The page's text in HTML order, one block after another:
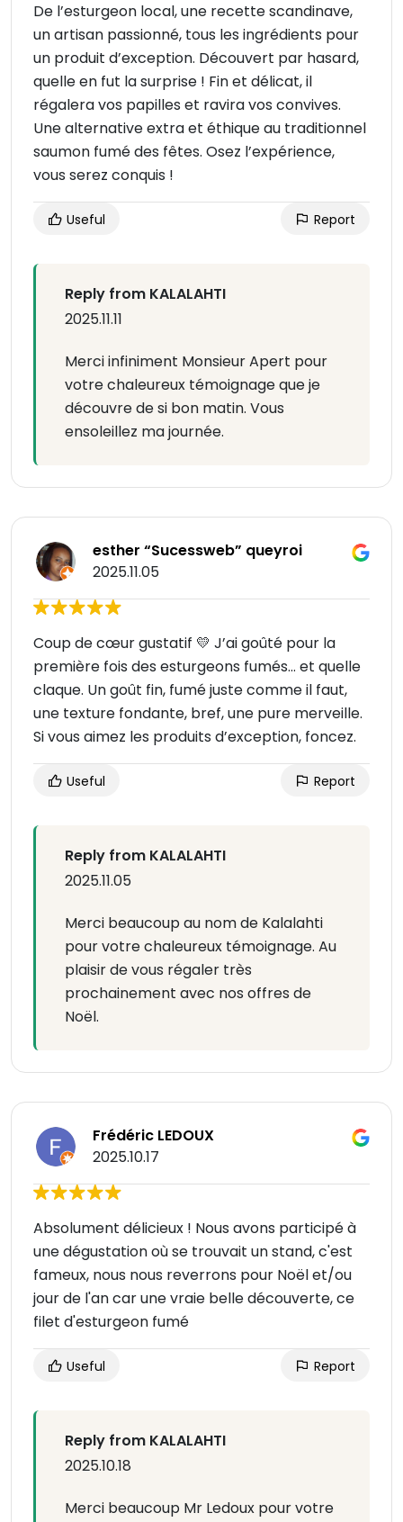
De l’esturgeon local, une recette scandinave,
un artisan passionné, tous les ingrédients pour
un produit d’exception. Découvert par hasard,
quelle en fut la surprise ! Fin et délicat, il
régalera vos papilles et ravira vos convives.
Une alternative extra et éthique au traditionnel
saumon fumé des fêtes. Osez l’expérience,
vous serez conquis !
Useful Report
Reply from KALALAHTI
2025.11.11
Merci infiniment Monsieur Apert pour
votre chaleureux témoignage que je
découvre de si bon matin. Vous
ensoleillez ma journée.
esther “Sucessweb” queyroi
2025.11.05
Coup de cœur gustatif 💛 J’ai goûté pour la
première fois des esturgeons fumés… et quelle
claque. Un goût fin, fumé juste comme il faut,
une texture fondante, bref, une pure merveille.
Si vous aimez les produits d’exception, foncez.
Useful Report
Reply from KALALAHTI
2025.11.05
Merci beaucoup au nom de Kalalahti
pour votre chaleureux témoignage. Au
plaisir de vous régaler très
prochainement avec nos offres de
Noël.
Frédéric LEDOUX
2025.10.17
Absolument délicieux ! Nous avons participé à
une dégustation où se trouvait un stand, c'est
fameux, nous nous reverrons pour Noël et/ou
jour de l'an car une vraie belle découverte, ce
filet d'esturgeon fumé
Useful Report
Reply from KALALAHTI
2025.10.18
Merci beaucoup Mr Ledoux pour votre